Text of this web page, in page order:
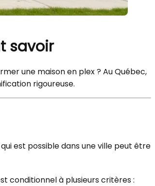
savoir
une maison en plex ? Au Québec,
rigoureuse.
est possible dans une ville peut être
conditionnel à plusieurs critères :